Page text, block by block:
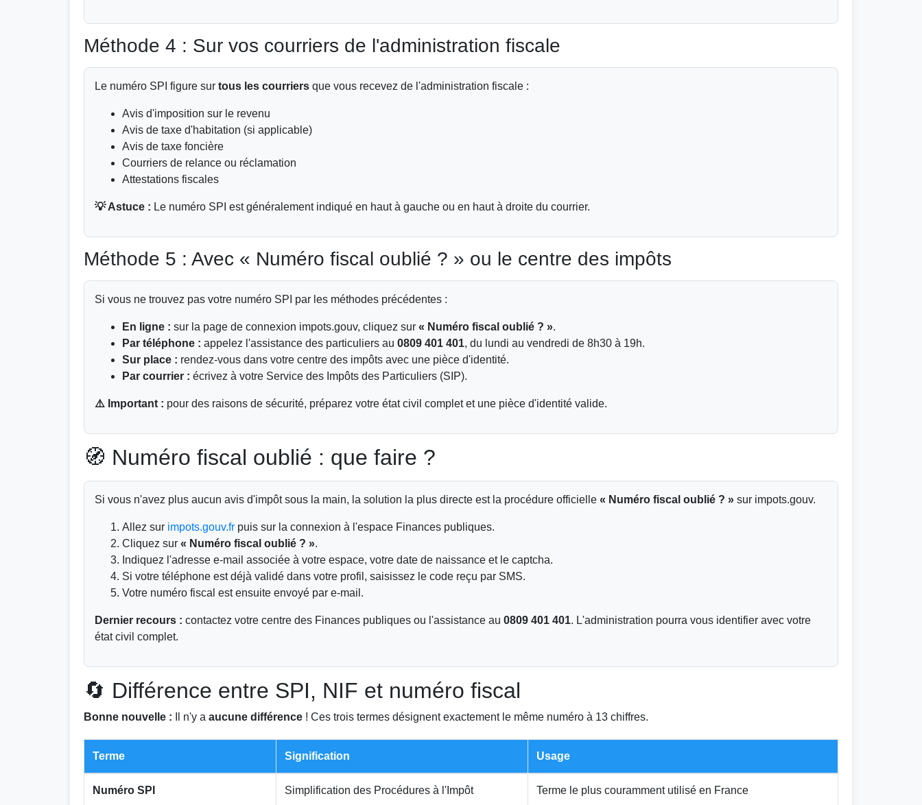
Méthode 4 : Sur vos courriers de l'administration fiscale
Le numéro SPI figure sur tous les courriers que vous recevez de l'administration fiscale :
Avis d'imposition sur le revenu
Avis de taxe d'habitation (si applicable)
Avis de taxe foncière
Courriers de relance ou réclamation
Attestations fiscales
💡 Astuce : Le numéro SPI est généralement indiqué en haut à gauche ou en haut à droite du courrier.
Méthode 5 : Avec « Numéro fiscal oublié ? » ou le centre des impôts
Si vous ne trouvez pas votre numéro SPI par les méthodes précédentes :
En ligne : sur la page de connexion impots.gouv, cliquez sur « Numéro fiscal oublié ? ».
Par téléphone : appelez l'assistance des particuliers au 0809 401 401, du lundi au vendredi de 8h30 à 19h.
Sur place : rendez-vous dans votre centre des impôts avec une pièce d'identité.
Par courrier : écrivez à votre Service des Impôts des Particuliers (SIP).
⚠️ Important : pour des raisons de sécurité, préparez votre état civil complet et une pièce d'identité valide.
🧭 Numéro fiscal oublié : que faire ?
Si vous n'avez plus aucun avis d'impôt sous la main, la solution la plus directe est la procédure officielle « Numéro fiscal oublié ? » sur impots.gouv.
Allez sur impots.gouv.fr puis sur la connexion à l'espace Finances publiques.
Cliquez sur « Numéro fiscal oublié ? ».
Indiquez l'adresse e-mail associée à votre espace, votre date de naissance et le captcha.
Si votre téléphone est déjà validé dans votre profil, saisissez le code reçu par SMS.
Votre numéro fiscal est ensuite envoyé par e-mail.
Dernier recours : contactez votre centre des Finances publiques ou l'assistance au 0809 401 401. L'administration pourra vous identifier avec votre
état civil complet.
🔄 Différence entre SPI, NIF et numéro fiscal
Bonne nouvelle : Il n'y a aucune différence ! Ces trois termes désignent exactement le même numéro à 13 chiffres.
Terme Signification Usage
Numéro SPI Simplification des Procédures à l'Impôt Terme le plus couramment utilisé en France